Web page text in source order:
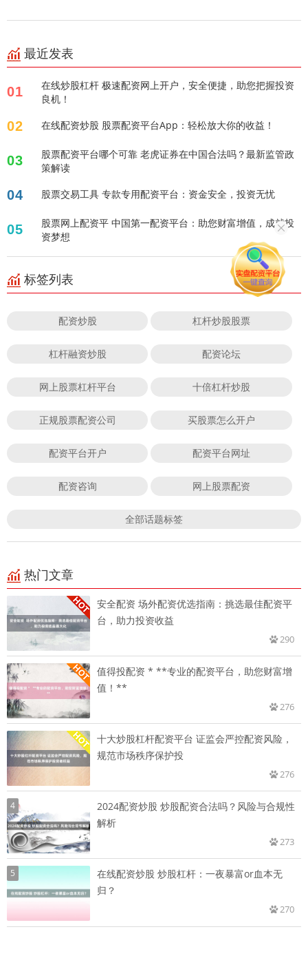
最近发表
01
在线炒股杠杆 极速配资网上开户，安全便捷，助您把握投资
良机！
02 在线配资炒股 股票配资平台App：轻松放大你的收益！
03
股票配资平台哪个可靠 老虎证券在中国合法吗？最新监管政
策解读
04 股票交易工具 专款专用配资平台：资金安全，投资无忧
05
股票网上配资平 中国第一配资平台：助您财富增值，成就投
资梦想
标签列表
配资炒股 杠杆炒股股票
杠杆融资炒股 配资论坛
网上股票杠杆平台 十倍杠杆炒股
正规股票配资公司 买股票怎么开户
配资平台开户 配资平台网址
配资咨询 网上股票配资
全部话题标签
热门文章
安全配资 场外配资优选指南：挑选最佳配资平
台，助力投资收益
290
值得投配资 * **专业的配资平台，助您财富增
值！**
276
十大炒股杠杆配资平台 证监会严控配资风险，
规范市场秩序保护投
276
4
2024配资炒股 炒股配资合法吗？风险与合规性
解析
273
5
在线配资炒股 炒股杠杆：一夜暴富or血本无
归？
270